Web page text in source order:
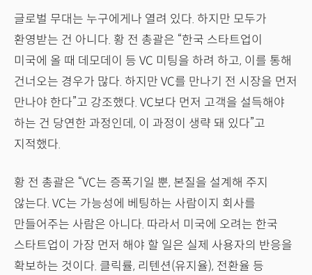
글로벌 무대는 누구에게나 열려 있다. 하지만 모두가
환영받는 건 아니다. 황 전 총괄은 “한국 스타트업이
미국에 올 때 데모데이 등 VC 미팅을 하려 하고, 이를 통해
건너오는 경우가 많다. 하지만 VC를 만나기 전 시장을 먼저
만나야 한다”고 강조했다. VC보다 먼저 고객을 설득해야
하는 건 당연한 과정인데, 이 과정이 생략 돼 있다”고
지적했다.
황 전 총괄은 “VC는 증폭기일 뿐, 본질을 설계해 주지
않는다. VC는 가능성에 베팅하는 사람이지 회사를
만들어주는 사람은 아니다. 따라서 미국에 오려는 한국
스타트업이 가장 먼저 해야 할 일은 실제 사용자의 반응을
확보하는 것이다. 클릭률, 리텐션(유지율), 전환율 등